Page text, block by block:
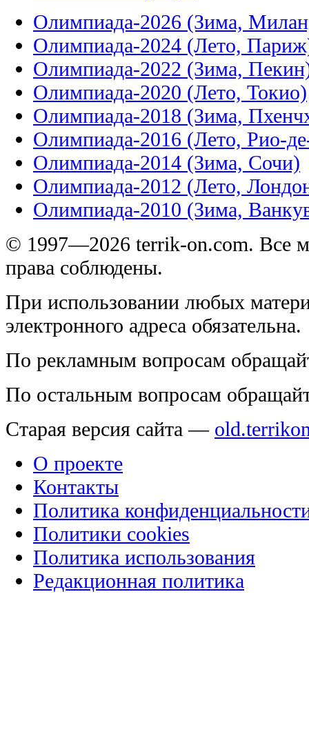
Олимпиада-2026 (Зима,
Олимпиада-2024 (Лето,
Олимпиада-2022 (Зима,
Олимпиада-2020 (Лето, Токио)
Олимпиада-2018 (Зима,
Олимпиада-2016 (Лето, Рио-
Олимпиада-2014 (Зима, Сочи)
Олимпиада-2012 (Лето,
Олимпиада-2010 (Зима,
© 1997—2026 terrik-on.com. Все
права соблюдены.
При использовании любых
электронного адреса обязательна.
По рекламным вопросам
По остальным вопросам
Старая версия сайта —
О проекте
Контакты
Политика
Политики cookies
Политика использования
Редакционная политика